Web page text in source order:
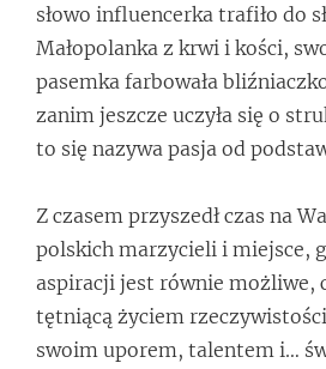
słowo influencerka trafiło do
Małopolanka z krwi i kości,
pasemka farbowała
zanim jeszcze uczyła się o
to się nazywa pasja od
Z czasem przyszedł czas na
polskich marzycieli i miejsce,
aspiracji jest równie możliwe,
tętniącą życiem
swoim uporem, talentem i…